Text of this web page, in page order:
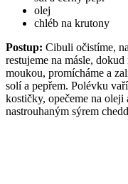
olej
chléb na krutony
Postup: Cibuli očistíme,
restujeme na másle,
moukou, promícháme a
solí a pepřem. Polévku
kostičky, opečeme na oleji
nastrouhaným sýrem